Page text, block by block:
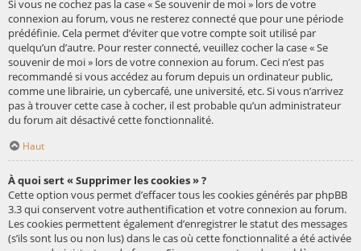
Si vous ne cochez pas la case « Se souvenir de moi » lors de votre
connexion au forum, vous ne resterez connecté que pour une période
prédéfinie. Cela permet d’éviter que votre compte soit utilisé par
quelqu’un d’autre. Pour rester connecté, veuillez cocher la case « Se
souvenir de moi » lors de votre connexion au forum. Ceci n’est pas
recommandé si vous accédez au forum depuis un ordinateur public,
comme une librairie, un cybercafé, une université, etc. Si vous n’arrivez
pas à trouver cette case à cocher, il est probable qu’un administrateur
du forum ait désactivé cette fonctionnalité.
Haut
À quoi sert « Supprimer les cookies » ?
Cette option vous permet d’effacer tous les cookies générés par phpBB
3.3 qui conservent votre authentification et votre connexion au forum.
Les cookies permettent également d’enregistrer le statut des messages
(s’ils sont lus ou non lus) dans le cas où cette fonctionnalité a été activée